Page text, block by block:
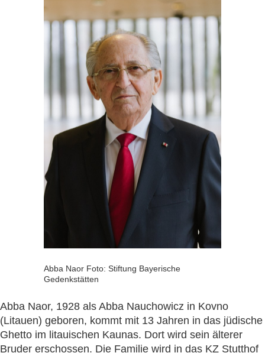
Abba Naor Foto: Stiftung Bayerische
Gedenkstätten
Abba Naor, 1928 als Abba Nauchowicz in Kovno
(Litauen) geboren, kommt mit 13 Jahren in das jüdische
Ghetto im litauischen Kaunas. Dort wird sein älterer
Bruder erschossen. Die Familie wird in das KZ Stutthof